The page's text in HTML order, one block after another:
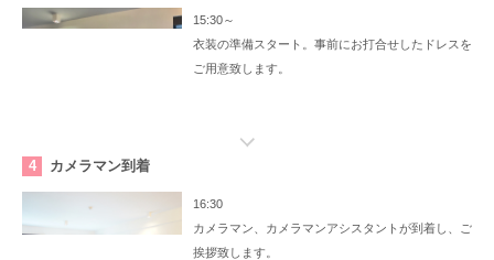
15:30～
衣装の準備スタート。事前にお打合せしたドレスを
ご用意致します。
4 カメラマン到着
16:30
カメラマン、カメラマンアシスタントが到着し、ご
挨拶致します。